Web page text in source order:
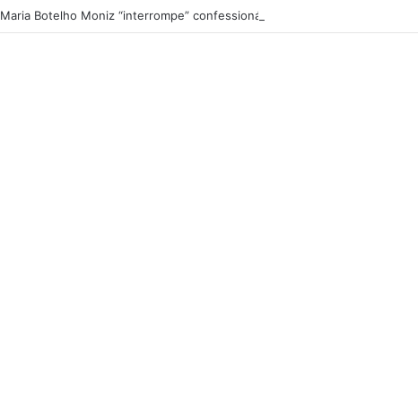
Maria Botelho Moniz “interrompe” confessionário